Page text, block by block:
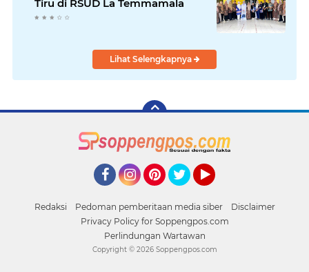
Tiru di RSUD La Temmamala
Lihat Selengkapnya
Redaksi Pedoman pemberitaan media siber
Disclaimer
Privacy Policy for Soppengpos.com
Perlindungan Wartawan
Copyright © 2026 Soppengpos.com